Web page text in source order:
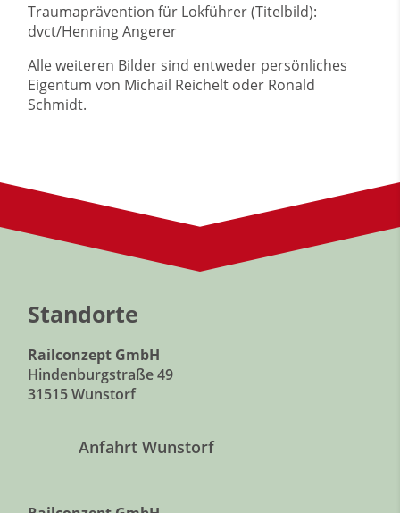
Traumaprävention für Lokführer (Titelbild):
dvct/Henning Angerer
Alle weiteren Bilder sind entweder persönliches
Eigentum von Michail Reichelt oder Ronald
Schmidt.
Standorte
Railconzept GmbH
Hindenburgstraße 49
31515 Wunstorf
Anfahrt Wunstorf